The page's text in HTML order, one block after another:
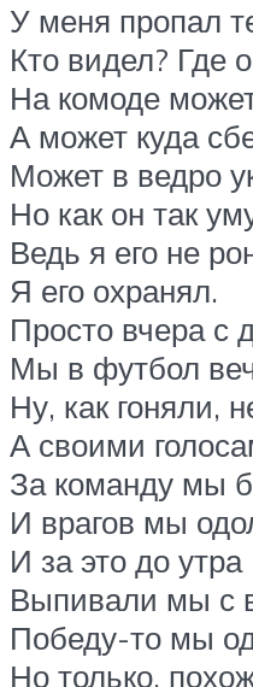
У меня пропал
Кто видел? Где
На комоде
А может куда
Может в ведро
Но как он так
Ведь я его не
Я его охранял.
Просто вчера с
Мы в футбол
Ну, как гоняли,
А своими
За команду мы
И врагов мы
И за это до утра
Выпивали мы с
Победу-то мы
Но только,